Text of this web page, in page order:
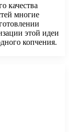
качества
многие
этой идеи
копчения.